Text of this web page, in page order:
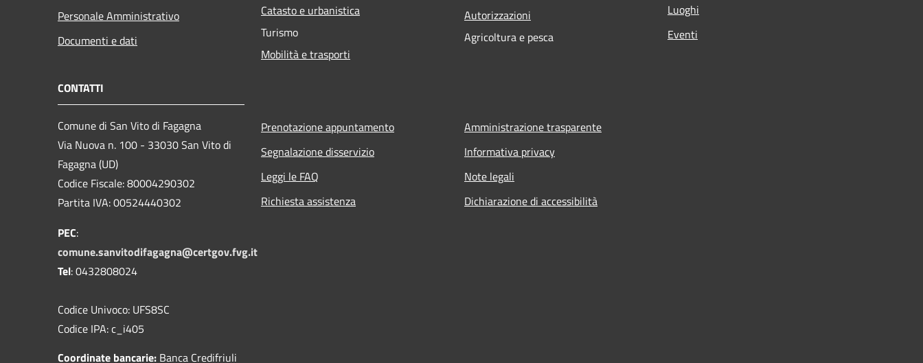
Personale Amministrativo
Documenti e dati
Catasto e urbanistica
Turismo
Mobilità e trasporti
Autorizzazioni
Agricoltura e pesca
Luoghi
Eventi
CONTATTI
Comune di San Vito di Fagagna
Via Nuova n. 100 - 33030 San Vito di
Fagagna (UD)
Codice Fiscale: 80004290302
Partita IVA: 00524440302
PEC:
comune.sanvitodifagagna@certgov.fvg.it
Tel: 0432808024
Codice Univoco: UFS8SC
Codice IPA: c_i405
Coordinate bancarie: Banca Credifriuli
Prenotazione appuntamento
Segnalazione disservizio
Leggi le FAQ
Richiesta assistenza
Amministrazione trasparente
Informativa privacy
Note legali
Dichiarazione di accessibilità